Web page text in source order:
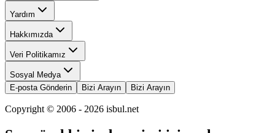
Yardım
Hakkımızda
Veri Politikamız
Sosyal Medya
E-posta Gönderin
Bizi Arayın Bizi Arayın
Copyright © 2006 - 2026 isbul.net